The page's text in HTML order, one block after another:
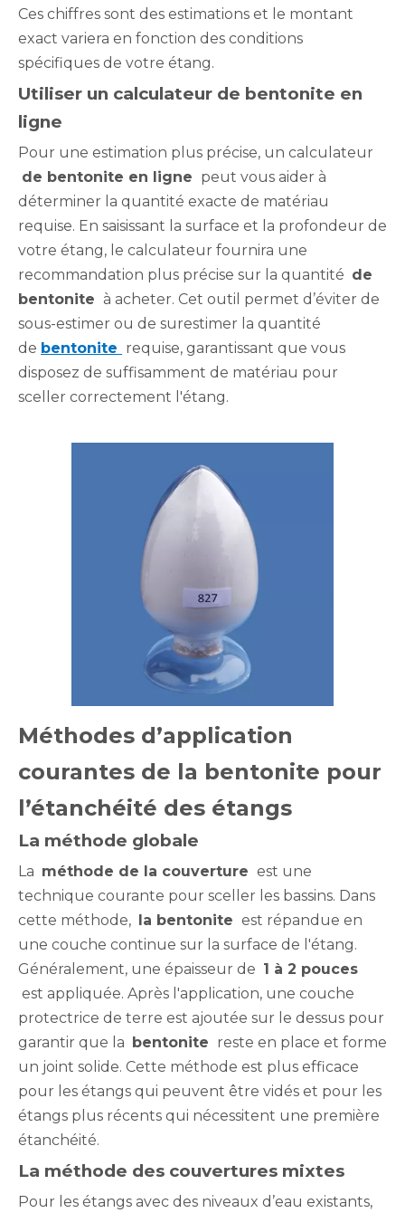
Ces chiffres sont des estimations et le montant
exact variera en fonction des conditions
spécifiques de votre étang.
Utiliser un calculateur de bentonite en
ligne
Pour une estimation plus précise, un calculateur
de bentonite en ligne peut vous aider à
déterminer la quantité exacte de matériau
requise. En saisissant la surface et la profondeur de
votre étang, le calculateur fournira une
recommandation plus précise sur la quantité de
bentonite à acheter. Cet outil permet d’éviter de
sous-estimer ou de surestimer la quantité
de bentonite requise, garantissant que vous
disposez de suffisamment de matériau pour
sceller correctement l'étang.
Méthodes d’application
courantes de la bentonite pour
l’étanchéité des étangs
La méthode globale
La méthode de la couverture est une
technique courante pour sceller les bassins. Dans
cette méthode, la bentonite est répandue en
une couche continue sur la surface de l'étang.
Généralement, une épaisseur de 1 à 2 pouces
est appliquée. Après l'application, une couche
protectrice de terre est ajoutée sur le dessus pour
garantir que la bentonite reste en place et forme
un joint solide. Cette méthode est plus efficace
pour les étangs qui peuvent être vidés et pour les
étangs plus récents qui nécessitent une première
étanchéité.
La méthode des couvertures mixtes
Pour les étangs avec des niveaux d’eau existants,